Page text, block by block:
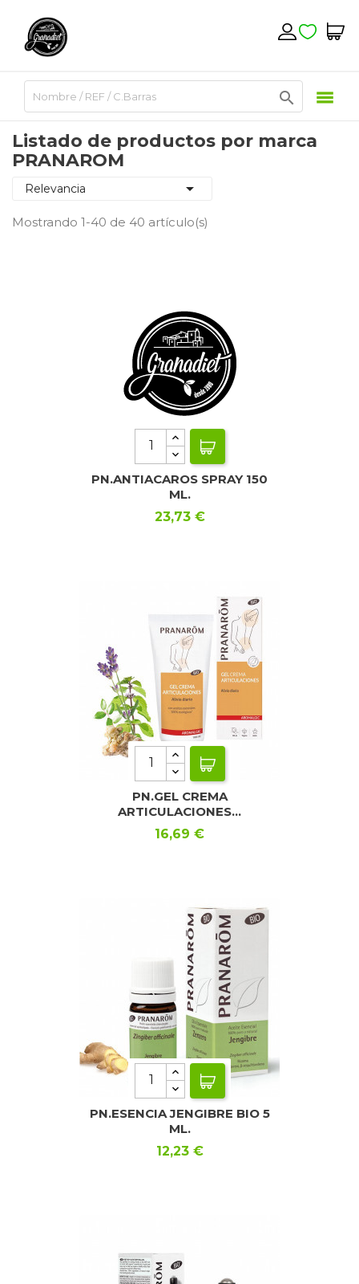

Listado de productos por marca
PRANAROM
Relevancia 
Mostrando 1-40 de 40 artículo(s)
PN.ANTIACAROS SPRAY 150
ML.
Precio
23,73 €
PN.GEL CREMA
ARTICULACIONES...
Precio
16,69 €
PN.ESENCIA JENGIBRE BIO 5
ML.
Precio
12,23 €